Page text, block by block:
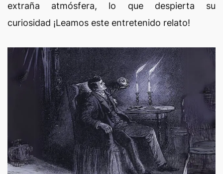
extraña atmósfera, lo que despierta su
curiosidad ¡Leamos este entretenido relato!